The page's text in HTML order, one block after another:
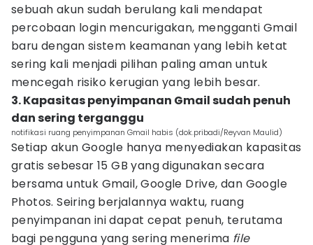
sebuah akun sudah berulang kali mendapat
percobaan login mencurigakan, mengganti Gmail
baru dengan sistem keamanan yang lebih ketat
sering kali menjadi pilihan paling aman untuk
mencegah risiko kerugian yang lebih besar.
3. Kapasitas penyimpanan Gmail sudah penuh
dan sering terganggu
notifikasi ruang penyimpanan Gmail habis (dok.pribadi/Reyvan Maulid)
Setiap akun Google hanya menyediakan kapasitas
gratis sebesar 15 GB yang digunakan secara
bersama untuk Gmail, Google Drive, dan Google
Photos. Seiring berjalannya waktu, ruang
penyimpanan ini dapat cepat penuh, terutama
bagi pengguna yang sering menerima file